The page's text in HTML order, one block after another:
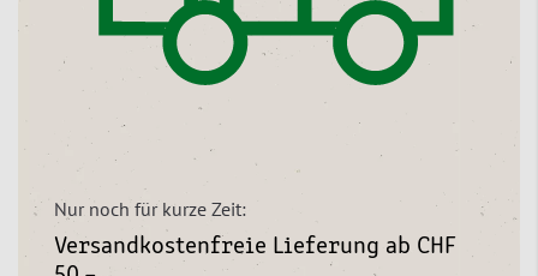
Nur noch für kurze Zeit:
Versandkostenfreie Lieferung ab CHF